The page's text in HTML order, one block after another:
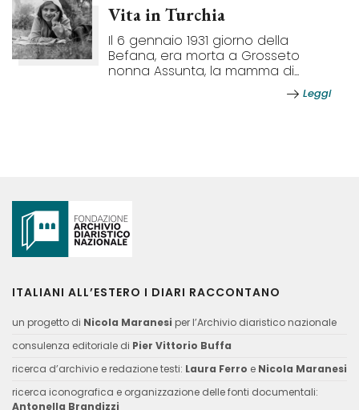
Vita in Turchia
Il 6 gennaio 1931 giorno della
Befana, era morta a Grosseto
nonna Assunta, la mamma di...
Leggi
ITALIANI ALL’ESTERO I DIARI RACCONTANO
un progetto di Nicola Maranesi per l’Archivio diaristico nazionale
consulenza editoriale di Pier Vittorio Buffa
ricerca d’archivio e redazione testi: Laura Ferro e Nicola Maranesi
ricerca iconografica e organizzazione delle fonti documentali:
Antonella Brandizzi